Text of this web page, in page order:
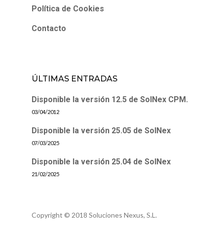
Política de Cookies
Contacto
ÚLTIMAS ENTRADAS
Disponible la versión 12.5 de SolNex CPM.
03/04/2012
Disponible la versión 25.05 de SolNex
07/03/2025
Disponible la versión 25.04 de SolNex
21/02/2025
Copyright © 2018 Soluciones Nexus, S.L.